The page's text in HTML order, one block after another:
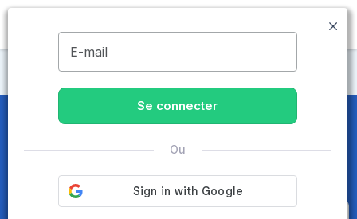
MENU
CCAS
CCASdans le Cher (18)
E-mail
Se connecter
Ou